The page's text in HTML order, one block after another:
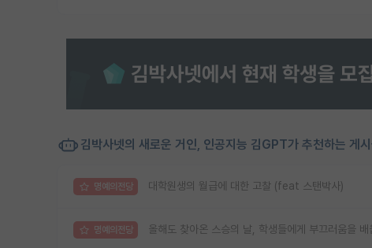
김박사넷의 새로운 거인, 인공지능 김GPT가 추천하는 게
명예의전당 대학원생의 월급에 대한 고찰 (feat 스탠박사)
명예의전당 올해도 찾아온 스승의 날, 학생들에게 부끄러움을 배